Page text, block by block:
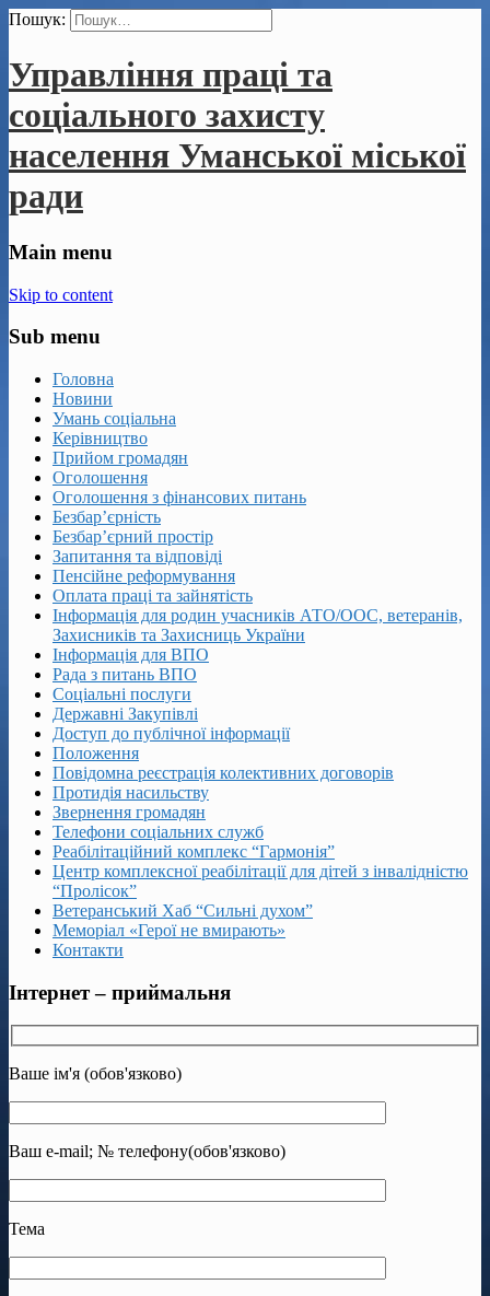
Пошук:
Управління праці та
соціального захисту
населення Уманської міської
ради
Main menu
Skip to content
Sub menu
Головна
Новини
Умань соціальна
Керівництво
Прийом громадян
Оголошення
Оголошення з фінансових питань
Безбар’єрність
Безбар’єрний простір
Запитання та відповіді
Пенсійне реформування
Оплата праці та зайнятість
Інформація для родин учасників АТО/ООС, ветеранів,
Захисників та Захисниць України
Інформація для ВПО
Рада з питань ВПО
Соціальні послуги
Державні Закупівлі
Доступ до публічної інформації
Положення
Повідомна реєстрація колективних договорів
Протидія насильству
Звернення громадян
Телефони соціальних служб
Реабілітаційний комплекс “Гармонія”
Центр комплексної реабілітації для дітей з інвалідністю
“Пролісок”
Ветеранський Хаб “Сильні духом”
Меморіал «Герої не вмирають»
Контакти
Інтернет – приймальня
Ваше ім'я (обов'язково)
Ваш e-mail; № телефону(обов'язково)
Тема